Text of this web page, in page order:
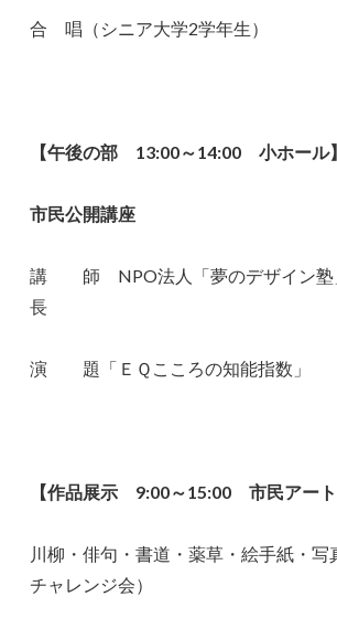
合 唱（シニア大学2学年生）
【午後の部 13:00～14:00 小ホール】
市民公開講座
講 師 NPO法人「夢のデザイン塾
長
演 題「ＥＱこころの知能指数」
【作品展示 9:00～15:00 市民アート
川柳・俳句・書道・薬草・絵手紙・写
チャレンジ会）